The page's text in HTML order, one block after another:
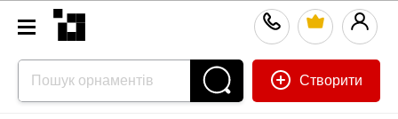
Створити